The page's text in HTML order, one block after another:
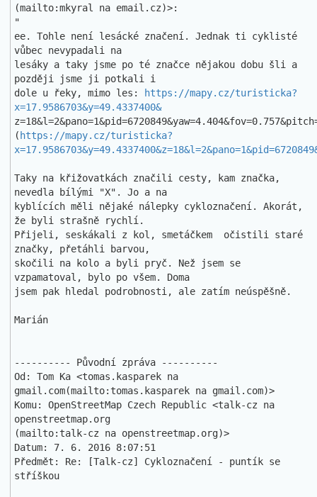
(mailto:mkyral na email.cz)>:
"
ee. Tohle není lesácké značení. Jednak ti cyklisté
vůbec nevypadali na
lesáky a taky jsme po té značce nějakou dobu šli a
později jsme ji potkali i
dole u řeky, mimo les:
https://mapy.cz/turisticka?
x=17.9586703&y=49.4337400&
( https://mapy.cz/turisticka?
Taky na křižovatkách značili cesty, kam značka,
nevedla bílými "X". Jo a na
kyblících měli nějaké nálepky cykloznačení. Akorát,
že byli strašně rychlí.
Přijeli, seskákali z kol, smetáčkem  očistili staré
značky, přetáhli barvou,
skočili na kolo a byli pryč. Než jsem se
vzpamatoval, bylo po všem. Doma
jsem pak hledal podrobnosti, ale zatím neúspěšně.
Marián
---------- Původní zpráva ----------
Od: Tom Ka <tomas.kasparek na
gmail.com(mailto:tomas.kasparek na gmail.com)>
Komu: OpenStreetMap Czech Republic <talk-cz na
openstreetmap.org
(mailto:talk-cz na openstreetmap.org)>
Datum: 7. 6. 2016 8:07:51
Předmět: Re: [Talk-cz] Cykloznačení - puntík se
stříškou